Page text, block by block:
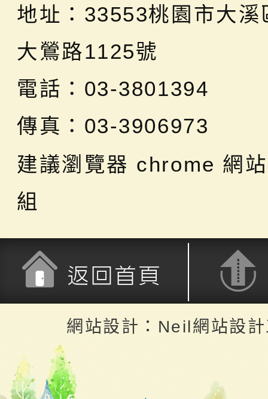
地址： 33553桃園市大溪
大鶯路1125號
電話：03-3801394
傳真：03-3906973
建議瀏覽器 chrome 網
組
返回頂端
網站設計：Neil網站設